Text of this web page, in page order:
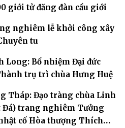
giới tử đăng đàn cầu giới
nghiêm lễ khởi công xây
tu
Long: Bổ nhiệm Đại đức
trụ trì chùa Hưng Huệ
Tháp: Đạo tràng chùa Linh
Đá) trang nghiêm Tưởng
cố Hòa thượng Thích